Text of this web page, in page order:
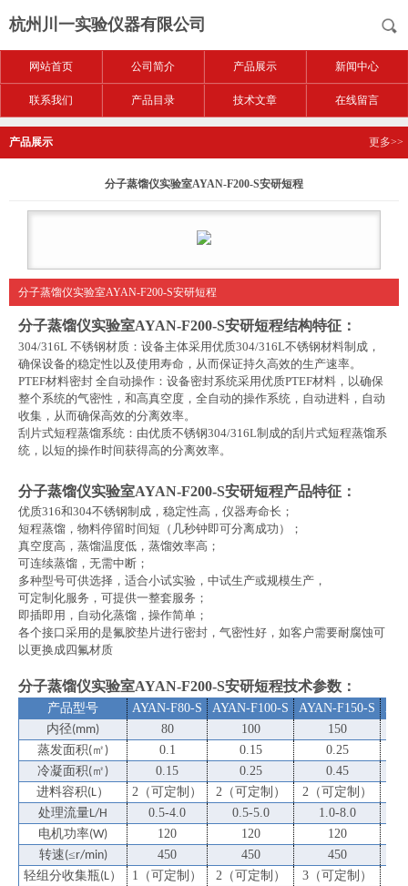
杭州川一实验仪器有限公司
网站首页 公司简介 产品展示 新闻中心
联系我们 产品目录 技术文章 在线留言
产品展示 更多>>
分子蒸馏仪实验室AYAN-F200-S安研短程
分子蒸馏仪实验室AYAN-F200-S安研短程
分子蒸馏仪实验室AYAN-F200-S安研短程结构特征 ：
304/316L 不锈钢材质：设备主体采用优质304/316L不锈钢材料制成，
确保设备的稳定性以及使用寿命，从而保证持久高效的生产速率。
PTEF材料密封 全自动操作：设备密封系统采用优质PTEF材料，以确保
整个系统的气密性，和高真空度，全自动的操作系统，自动进料，自动
收集，从而确保高效的分离效率。
刮片式短程蒸馏系统：由优质不锈钢304/316L制成的刮片式短程蒸馏系
统，以短的操作时间获得高的分离效率。
分子蒸馏仪实验室AYAN-F200-S安研短程产品特征：
优质316和304不锈钢制成，稳定性高，仪器寿命长；
短程蒸馏，物料停留时间短（几秒钟即可分离成功）；
真空度高，蒸馏温度低，蒸馏效率高；
可连续蒸馏，无需中断；
多种型号可供选择，适合小试实验，中试生产或规模生产，
可定制化服务，可提供一整套服务；
即插即用，自动化蒸馏，操作简单；
各个接口采用的是氟胶垫片进行密封，气密性好，如客户需要耐腐蚀可
以更换成四氟材质
分子蒸馏仪实验室AYAN-F200-S安研短程技术参数：
产品型号 AYAN-F80-S AYAN-F100-S AYAN-F150-S
内径(mm) 80 100
150
蒸发面积( ㎡ ) 0.1 0.15
0.25
冷凝面积( ㎡ ) 0.15 0.25
0.45
进料容积(L） 2 （可定制） 2 （可定制） 2 （可定制）
处理流量L/H 0.5-4.0 0.5-5.0 1.0-8.0
电机功率(W) 120 120
120
转速(≤r/min) 450 450
450
轻组分收集瓶 (L） 1 （可定制） 2 （可定制） 3（可定制）